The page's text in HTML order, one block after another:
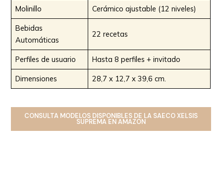
Molinillo Cerámico ajustable (12 niveles)
Bebidas
Automáticas
22 recetas
Perfiles de usuario Hasta 8 perfiles + invitado
Dimensiones 28,7 x 12,7 x 39,6 cm.
CONSULTA MODELOS DISPONIBLES DE LA SAECO XELSIS
SUPREMA EN AMAZON